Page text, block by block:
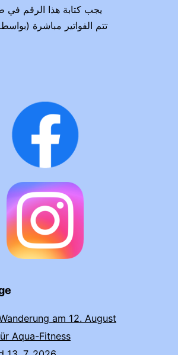
يجب كتابة هذا الرقم في
تتم الفواتير مباشرة
am 12. August
Aqua-Fitness